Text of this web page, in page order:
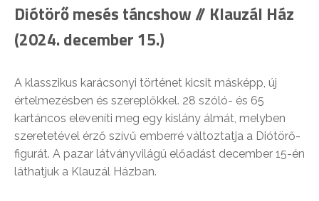
Diótörő mesés táncshow // Klauzál Ház
(2024. december 15.)
A klasszikus karácsonyi történet kicsit másképp, új
értelmezésben és szereplőkkel. 28 szóló- és 65
kartáncos eleveníti meg egy kislány álmát, melyben
szeretetével érző szívű emberré változtatja a Diótörő-
figurát. A pazar látványvilágú előadást december 15-én
láthatjuk a Klauzál Házban.